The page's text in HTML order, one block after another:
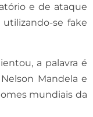
e de ataque
se fake
a palavra é
Mandela e
mundiais da